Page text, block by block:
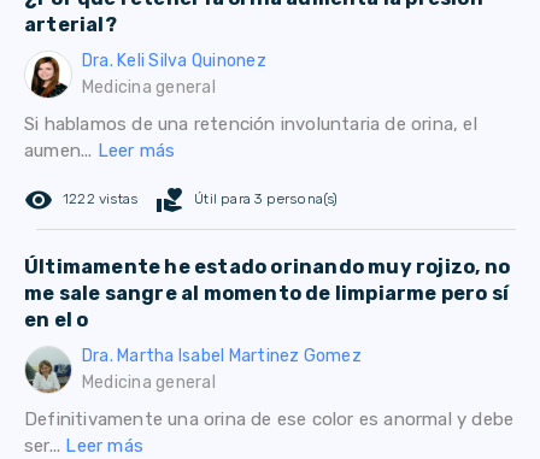
arterial?
Dra. Keli Silva Quinonez
Medicina general
Si hablamos de una retención involuntaria de orina, el
aumen... Leer más
remove_red_eye 1222 vistas volunteer_activism Útil para 3 persona(s)
Últimamente he estado orinando muy rojizo, no
me sale sangre al momento de limpiarme pero sí
en el o
Dra. Martha Isabel Martinez Gomez
Medicina general
Definitivamente una orina de ese color es anormal y debe
ser... Leer más